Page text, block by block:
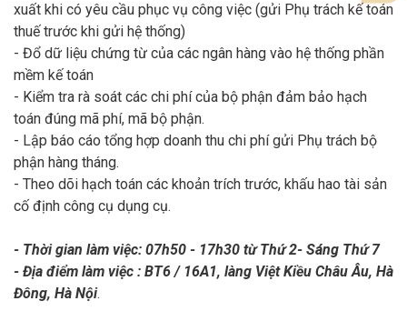
xuất khi có yêu cầu phục vụ công việc (gửi Phụ trách kế toán
thuế trước khi gửi hệ thống)
- Đổ dữ liệu chứng từ của các ngân hàng vào hệ thống phần
mềm kế toán
- Kiểm tra rà soát các chi phí của bộ phận đảm bảo hạch
toán đúng mã phí, mã bộ phận.
- Lập báo cáo tổng hợp doanh thu chi phí gửi Phụ trách bộ
phận hàng tháng.
- Theo dõi hạch toán các khoản trích trước, khấu hao tài sản
cố định công cụ dụng cụ.
- Thời gian làm việc: 07h50 - 17h30 từ Thứ 2- Sáng Thứ 7
- Địa điểm làm việc : BT6 / 16A1, làng Việt Kiều Châu Âu, Hà
Đông, Hà Nội.